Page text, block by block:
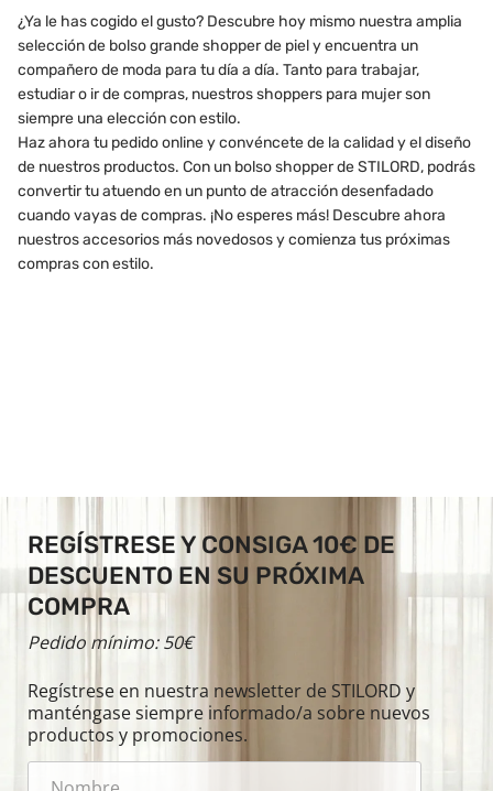
¿Ya le has cogido el gusto? Descubre hoy mismo nuestra amplia
selección de bolso grande shopper de piel y encuentra un
compañero de moda para tu día a día. Tanto para trabajar,
estudiar o ir de compras, nuestros shoppers para mujer son
siempre una elección con estilo.
Haz ahora tu pedido online y convéncete de la calidad y el diseño
de nuestros productos. Con un bolso shopper de STILORD, podrás
convertir tu atuendo en un punto de atracción desenfadado
cuando vayas de compras. ¡No esperes más! Descubre ahora
nuestros accesorios más novedosos y comienza tus próximas
compras con estilo.
REGÍSTRESE Y CONSIGA 10€ DE
DESCUENTO EN SU PRÓXIMA
COMPRA
Pedido mínimo: 50€
Regístrese en nuestra newsletter de STILORD y
manténgase siempre informado/a sobre nuevos
productos y promociones.